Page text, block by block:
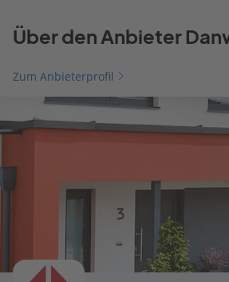
Über den Anbieter
Zum Anbieterprofil